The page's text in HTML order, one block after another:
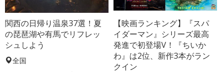
関西の日帰り温泉37選！夏
の琵琶湖や有馬でリフレッ
シュしよう
全国
【映画ランキング】『スパ
イダーマン』シリーズ最高
発進で初登場V！『ちいか
わ』は2位、新作3本がラン
クイン